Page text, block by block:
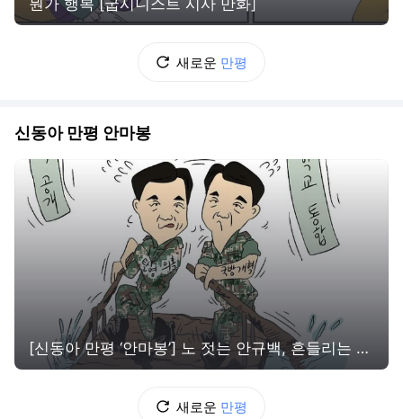
뭔가 행복 [굽시니스트 시사 만화]
새로운 만평
신동아 만평 안마봉
[신동아 만평 ‘안마봉’] 노 젓는 안규백, 흔들리는 국방정책
새로운 만평